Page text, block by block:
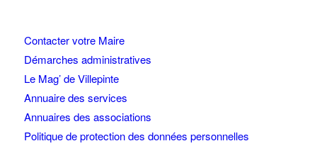
Contacter votre Maire
Démarches administratives
Le Mag’ de Villepinte
Annuaire des services
Annuaires des associations
Politique de protection des données personnelles